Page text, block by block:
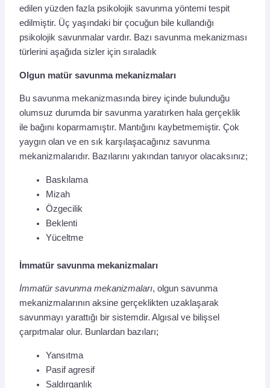
edilen yüzden fazla psikolojik savunma yöntemi tespit
edilmiştir. Üç yaşındaki bir çocuğun bile kullandığı
psikolojik savunmalar vardır. Bazı savunma mekanizması
türlerini aşağıda sizler için sıraladık
Olgun matür savunma mekanizmaları
Bu savunma mekanizmasında birey içinde bulunduğu
olumsuz durumda bir savunma yaratırken hala gerçeklik
ile bağını koparmamıştır. Mantığını kaybetmemiştir. Çok
yaygın olan ve en sık karşılaşacağınız savunma
mekanizmalarıdır. Bazılarını yakından tanıyor olacaksınız;
Baskılama
Mizah
Özgecilik
Beklenti
Yüceltme
İmmatür savunma mekanizmaları
İmmatür savunma mekanizmaları, olgun savunma
mekanizmalarının aksine gerçeklikten uzaklaşarak
savunmayı yarattığı bir sistemdir. Algısal ve bilişsel
çarpıtmalar olur. Bunlardan bazıları;
Yansıtma
Pasif agresif
Saldırganlık